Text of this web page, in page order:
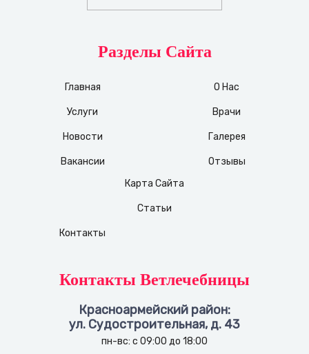
Разделы Сайта
Главная О Нас
Услуги Врачи
Новости Галерея
Вакансии
Отзывы
Карта Сайта
Статьи
Контакты
Контакты Ветлечебницы
Красноармейский район:
ул. Судостроительная, д. 43
пн-вс: с 09:00 до 18:00